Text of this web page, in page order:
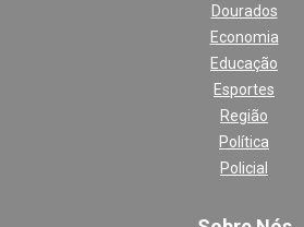
Dourados
Economia
Educação
Esportes
Região
Política
Policial